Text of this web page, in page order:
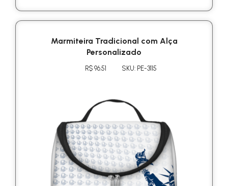
Marmiteira Tradicional com Alça
Personalizado
R$ 96.51 SKU: PE-3115